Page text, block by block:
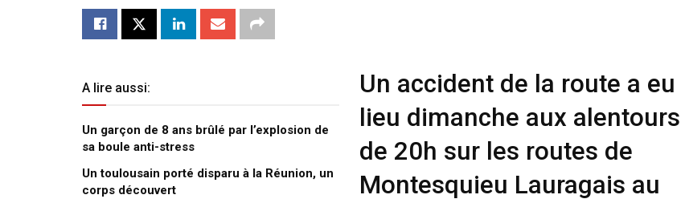
A lire aussi:
Un garçon de 8 ans brûlé par l’explosion de
sa boule anti-stress
Un toulousain porté disparu à la Réunion, un
corps découvert
Un accident de la route a eu
lieu dimanche aux alentours
de 20h sur les routes de
Montesquieu Lauragais au